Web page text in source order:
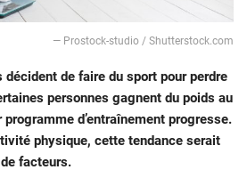
― Prostock-studio / Shutterstock.com
décident de faire du sport pour perdre
personnes gagnent du poids au
d’entraînement progresse.
physique, cette tendance serait
facteurs.